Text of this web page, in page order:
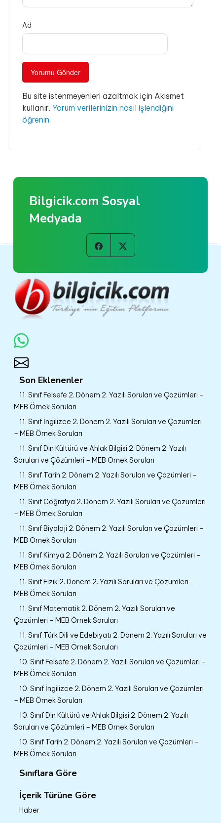
Ad
Bu site istenmeyenleri azaltmak için Akismet
kullanır. Yorum verilerinizin nasıl işlendiğini
öğrenin.
Bilgicik.com Sosyal
Medyada
Son Eklenenler
11. Sınıf Felsefe 2. Dönem 2. Yazılı Soruları ve Çözümleri –
MEB Örnek Soruları
11. Sınıf İngilizce 2. Dönem 2. Yazılı Soruları ve Çözümleri
– MEB Örnek Soruları
11. Sınıf Din Kültürü ve Ahlak Bilgisi 2. Dönem 2. Yazılı
Soruları ve Çözümleri – MEB Örnek Soruları
11. Sınıf Tarih 2. Dönem 2. Yazılı Soruları ve Çözümleri –
MEB Örnek Soruları
11. Sınıf Coğrafya 2. Dönem 2. Yazılı Soruları ve Çözümleri
– MEB Örnek Soruları
11. Sınıf Biyoloji 2. Dönem 2. Yazılı Soruları ve Çözümleri –
MEB Örnek Soruları
11. Sınıf Kimya 2. Dönem 2. Yazılı Soruları ve Çözümleri –
MEB Örnek Soruları
11. Sınıf Fizik 2. Dönem 2. Yazılı Soruları ve Çözümleri –
MEB Örnek Soruları
11. Sınıf Matematik 2. Dönem 2. Yazılı Soruları ve
Çözümleri – MEB Örnek Soruları
11. Sınıf Türk Dili ve Edebiyatı 2. Dönem 2. Yazılı Soruları ve
Çözümleri – MEB Örnek Soruları
10. Sınıf Felsefe 2. Dönem 2. Yazılı Soruları ve Çözümleri –
MEB Örnek Soruları
10. Sınıf İngilizce 2. Dönem 2. Yazılı Soruları ve Çözümleri
– MEB Örnek Soruları
10. Sınıf Din Kültürü ve Ahlak Bilgisi 2. Dönem 2. Yazılı
Soruları ve Çözümleri – MEB Örnek Soruları
10. Sınıf Tarih 2. Dönem 2. Yazılı Soruları ve Çözümleri –
MEB Örnek Soruları
Sınıflara Göre
İçerik Türüne Göre
Haber